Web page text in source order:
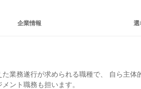
企業情報 選
業務遂行が求められる職種で、 自ら主体
ント職務も担います。